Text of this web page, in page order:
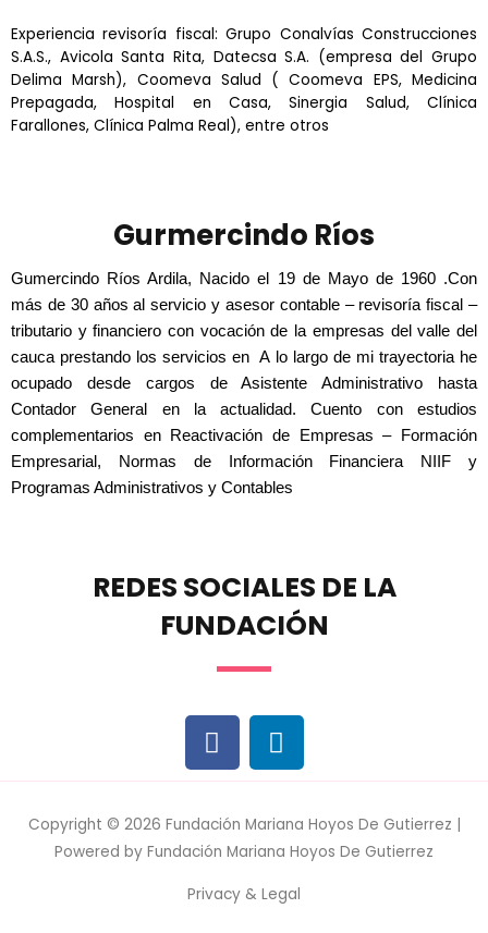
Experiencia revisoría fiscal: Grupo Conalvías Construcciones
S.A.S., Avicola Santa Rita, Datecsa S.A. (empresa del Grupo
Delima Marsh), Coomeva Salud ( Coomeva EPS, Medicina
Prepagada, Hospital en Casa, Sinergia Salud, Clínica
Farallones, Clínica Palma Real), entre otros
Gurmercindo Ríos
Gumercindo Ríos Ardila, Nacido el 19 de Mayo de 1960 .Con
más de 30 años al servicio y asesor contable – revisoría fiscal –
tributario y financiero con vocación de la empresas del valle del
cauca prestando los servicios en A lo largo de mi trayectoria he
ocupado desde cargos de Asistente Administrativo hasta
Contador General en la actualidad. Cuento con estudios
complementarios en Reactivación de Empresas – Formación
Empresarial, Normas de Información Financiera NIIF y
Programas Administrativos y Contables
REDES SOCIALES DE LA
FUNDACIÓN
Copyright © 2026 Fundación Mariana Hoyos De Gutierrez
Powered by Fundación Mariana Hoyos De Gutierrez
Privacy & Legal